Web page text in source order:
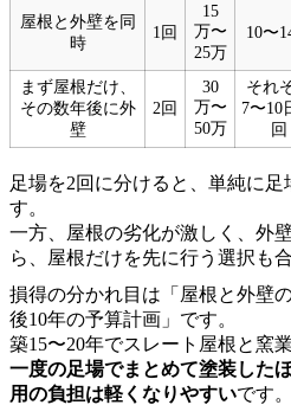
屋根と外壁を同
時
1回
15
万〜
25万
10〜
まず屋根だけ、
その数年後に外
壁
2回
30
万〜
50万
それ
7〜10
回
足場を2回に分けると、単純に足
す。
一方、屋根の劣化が激しく、外
ら、屋根だけを先に行う選択も
損得の分かれ目は「屋根と外壁
後10年の予算計画」です。
築15〜20年でスレート屋根と窯
一度の足場でまとめて塗装した
用の負担は軽くなりやすいです。